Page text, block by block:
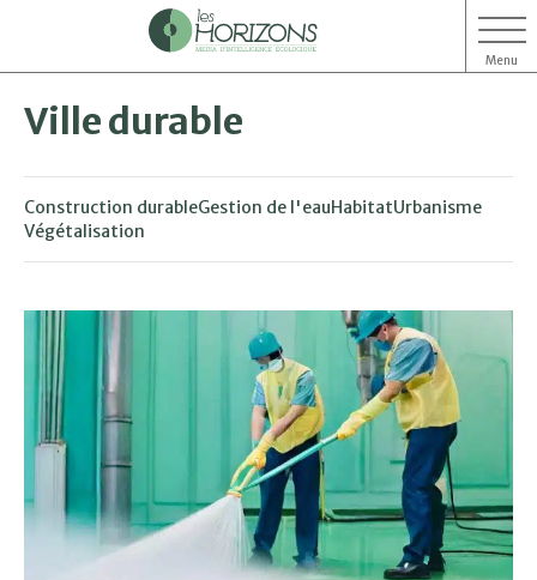
Aller
Aller
Menu
Ville durable
Construction durableGestion de l'eauHabitatUrbanisme
Végétalisation